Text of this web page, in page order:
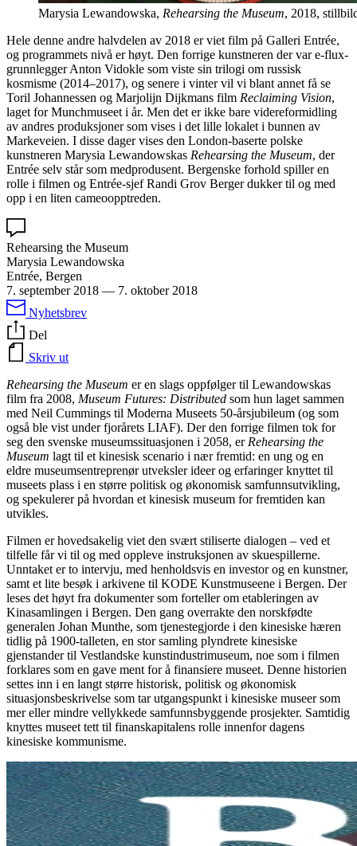
Marysia Lewandowska, Rehearsing the Museum, 2018,
Hele denne andre halvdelen av 2018 er viet film på Galleri Entrée,
og programmets nivå er høyt. Den forrige kunstneren der var e-flux-
grunnlegger Anton Vidokle som viste sin trilogi om russisk
kosmisme (2014–2017), og senere i vinter vil vi blant annet få se
Toril Johannessen og Marjolijn Dijkmans film Reclaiming Vision,
laget for Munchmuseet i år. Men det er ikke bare videreformidling
av andres produksjoner som vises i det lille lokalet i bunnen av
Markeveien. I disse dager vises den London-baserte polske
kunstneren Marysia Lewandowskas Rehearsing the Museum, der
Entrée selv står som medprodusent. Bergenske forhold spiller en
rolle i filmen og Entrée-sjef Randi Grov Berger dukker til og med
opp i en liten cameoopptreden.
Rehearsing the Museum
Marysia Lewandowska
Entrée, Bergen
7. september 2018 — 7. oktober 2018
Nyhetsbrev
Del
Skriv ut
Rehearsing the Museum er en slags oppfølger til Lewandowskas
film fra 2008, Museum Futures: Distributed som hun laget sammen
med Neil Cummings til Moderna Museets 50-årsjubileum (og som
også ble vist under fjorårets LIAF). Der den forrige filmen tok for
seg den svenske museumssituasjonen i 2058, er Rehearsing the
Museum lagt til et kinesisk scenario i nær fremtid: en ung og en
eldre museumsentreprenør utveksler ideer og erfaringer knyttet til
museets plass i en større politisk og økonomisk samfunnsutvikling,
og spekulerer på hvordan et kinesisk museum for fremtiden kan
utvikles.
Filmen er hovedsakelig viet den svært stiliserte dialogen – ved et
tilfelle får vi til og med oppleve instruksjonen av skuespillerne.
Unntaket er to intervju, med henholdsvis en investor og en kunstner,
samt et lite besøk i arkivene til KODE Kunstmuseene i Bergen. Der
leses det høyt fra dokumenter som forteller om etableringen av
Kinasamlingen i Bergen. Den gang overrakte den norskfødte
generalen Johan Munthe, som tjenestegjorde i den kinesiske hæren
tidlig på 1900-talleten, en stor samling plyndrete kinesiske
gjenstander til Vestlandske kunstindustrimuseum, noe som i filmen
forklares som en gave ment for å finansiere museet. Denne historien
settes inn i en langt større historisk, politisk og økonomisk
situasjonsbeskrivelse som tar utgangspunkt i kinesiske museer som
mer eller mindre vellykkede samfunnsbyggende prosjekter. Samtidig
knyttes museet tett til finanskapitalens rolle innenfor dagens
kinesiske kommunisme.